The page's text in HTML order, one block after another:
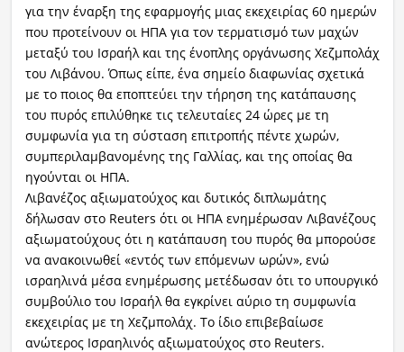
για την έναρξη της εφαρμογής μιας εκεχειρίας 60 ημερών
που προτείνουν οι ΗΠΑ για τον τερματισμό των μαχών
μεταξύ του Ισραήλ και της ένοπλης οργάνωσης Χεζμπολάχ
του Λιβάνου. Όπως είπε, ένα σημείο διαφωνίας σχετικά
με το ποιος θα εποπτεύει την τήρηση της κατάπαυσης
του πυρός επιλύθηκε τις τελευταίες 24 ώρες με τη
συμφωνία για τη σύσταση επιτροπής πέντε χωρών,
συμπεριλαμβανομένης της Γαλλίας, και της οποίας θα
ηγούνται οι ΗΠΑ.
Λιβανέζος αξιωματούχος και δυτικός διπλωμάτης
δήλωσαν στο Reuters ότι οι ΗΠΑ ενημέρωσαν Λιβανέζους
αξιωματούχους ότι η κατάπαυση του πυρός θα μπορούσε
να ανακοινωθεί «εντός των επόμενων ωρών», ενώ
ισραηλινά μέσα ενημέρωσης μετέδωσαν ότι το υπουργικό
συμβούλιο του Ισραήλ θα εγκρίνει αύριο τη συμφωνία
εκεχειρίας με τη Χεζμπολάχ. Το ίδιο επιβεβαίωσε
ανώτερος Ισραηλινός αξιωματούχος στο Reuters.